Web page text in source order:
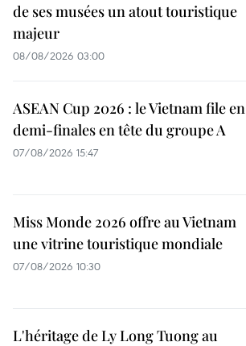
de ses musées un atout touristique
majeur
08/08/2026 03:00
ASEAN Cup 2026 : le Vietnam file en
demi-finales en tête du groupe A
07/08/2026 15:47
Miss Monde 2026 offre au Vietnam
une vitrine touristique mondiale
07/08/2026 10:30
L'héritage de Ly Long Tuong au